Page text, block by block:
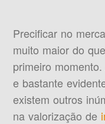
Precificar no
muito maior do
primeiro
e bastante
existem outros
na valorização de